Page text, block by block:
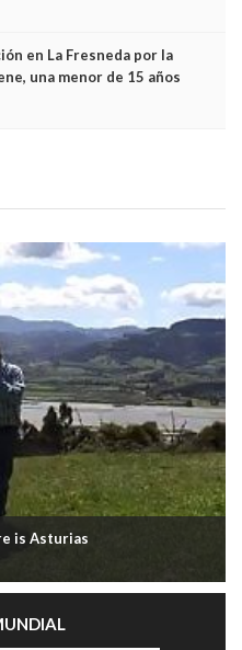
en La Fresneda por la
una menor de 15 años
is Asturias